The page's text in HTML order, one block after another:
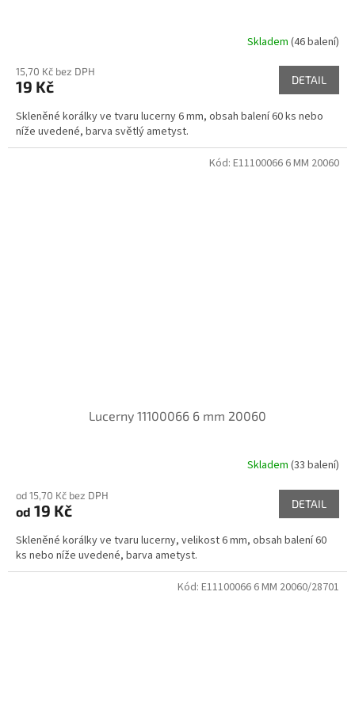
Skladem (46 balení)
15,70 Kč bez DPH
19 Kč DETAIL
Skleněné korálky ve tvaru lucerny 6 mm, obsah balení 60 ks nebo
níže uvedené, barva světlý ametyst.
Lucerny 11100066 6 mm 20060
Skladem (33 balení)
od 15,70 Kč bez DPH
od 19 Kč DETAIL
Skleněné korálky ve tvaru lucerny, velikost 6 mm, obsah balení 60
ks nebo níže uvedené, barva ametyst.
Kód: E11100066 6 MM 20060
Kód: E11100066 6 MM 20060/28701